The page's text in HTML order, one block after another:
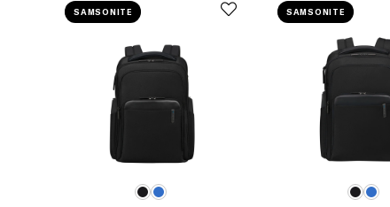
SAMSONITE SAMSONITE